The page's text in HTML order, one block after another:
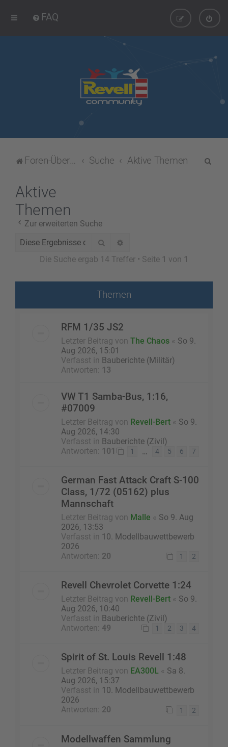
FAQ
Foren-Übersicht Suche Aktive Themen
Aktive
Themen
Zur erweiterten Suche
Suche
Die Suche ergab 14 Treffer • Seite 1 von 1
Themen
RFM 1/35 JS2
Letzter Beitrag von The Chaos « So 9.
Aug 2026, 15:01
Verfasst in Bauberichte (Militär)
Antworten:
13
VW T1 Samba-Bus, 1:16,
#07009
Letzter Beitrag von Revell-Bert « So 9.
Aug 2026, 14:30
Verfasst in Bauberichte (Zivil)
Antworten:
101 1 … 4 5 6 7
German Fast Attack Craft S-100
Class, 1/72 (05162) plus
Mannschaft
Letzter Beitrag von Malle « So 9. Aug
2026, 13:53
Verfasst in 10. Modellbauwettbewerb
2026
Antworten: 20 1 2
Revell Chevrolet Corvette 1:24
Letzter Beitrag von Revell-Bert « So 9.
Aug 2026, 10:40
Verfasst in Bauberichte (Zivil)
Antworten: 49 1 2 3 4
Spirit of St. Louis Revell 1:48
Letzter Beitrag von EA300L « Sa 8.
Aug 2026, 15:37
Verfasst in 10. Modellbauwettbewerb
2026
Antworten: 20 1 2
Modellwaffen Sammlung